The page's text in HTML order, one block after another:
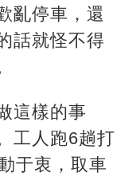
亂停車，還
話就怪不得
這樣的事
工人跑6趟打
于衷，取車